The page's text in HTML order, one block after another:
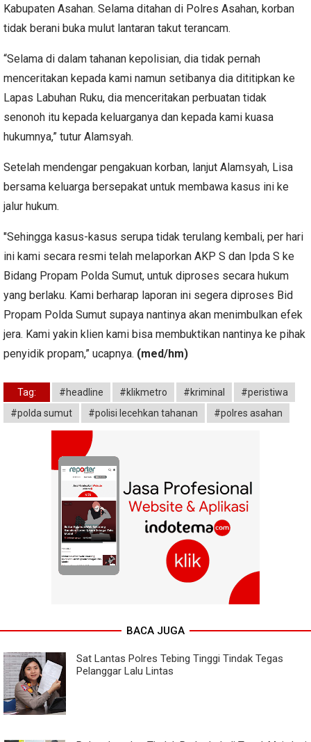
Kabupaten Asahan. Selama ditahan di Polres Asahan, korban
tidak berani buka mulut lantaran takut terancam.
“Selama di dalam tahanan kepolisian, dia tidak pernah
menceritakan kepada kami namun setibanya dia dititipkan ke
Lapas Labuhan Ruku, dia menceritakan perbuatan tidak
senonoh itu kepada keluarganya dan kepada kami kuasa
hukumnya,” tutur Alamsyah.
Setelah mendengar pengakuan korban, lanjut Alamsyah, Lisa
bersama keluarga bersepakat untuk membawa kasus ini ke
jalur hukum.
"Sehingga kasus-kasus serupa tidak terulang kembali, per hari
ini kami secara resmi telah melaporkan AKP S dan Ipda S ke
Bidang Propam Polda Sumut, untuk diproses secara hukum
yang berlaku. Kami berharap laporan ini segera diproses Bid
Propam Polda Sumut supaya nantinya akan menimbulkan efek
jera. Kami yakin klien kami bisa membuktikan nantinya ke pihak
penyidik propam,” ucapnya. (med/hm)
Tag: #headline #klikmetro #kriminal
#peristiwa
#polda sumut
#polisi lecehkan tahanan #polres asahan
BACA JUGA
Sat Lantas Polres Tebing Tinggi Tindak Tegas
Pelanggar Lalu Lintas